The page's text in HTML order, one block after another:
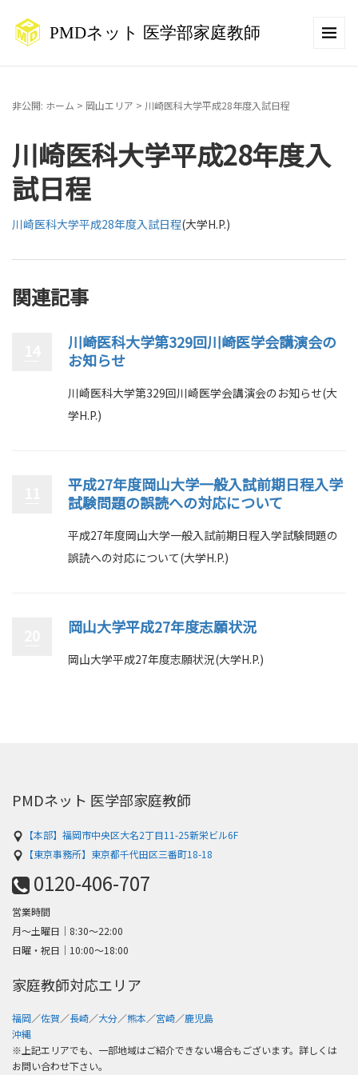
非公開: ホーム > 岡山エリア > 川崎医科大学平成28年度入試日程
川崎医科大学平成28年度入
試日程
川崎医科大学平成28年度入試日程(大学H.P.)
関連記事
川崎医科大学第329回川崎医学会講演会の
お知らせ
川崎医科大学第329回川崎医学会講演会のお知らせ(大
学H.P.)
平成27年度岡山大学一般入試前期日程入学
試験問題の誤読への対応について
平成27年度岡山大学一般入試前期日程入学試験問題の
誤読への対応について(大学H.P.)
岡山大学平成27年度志願状況
岡山大学平成27年度志願状況(大学H.P.)
PMDネット 医学部家庭教師
【本部】福岡市中央区大名2丁目11-25新栄ビル6F
【東京事務所】東京都千代田区三番町18-18
0120-406-707
営業時間
月～土曜日│8:30〜22:00
日曜・祝日│10:00〜18:00
家庭教師対応エリア
福岡／佐賀／長崎／大分／熊本／宮崎／鹿児島
沖縄
※上記エリアでも、一部地域はご紹介できない場合もございます。詳しくは
お問い合わせ下さい。